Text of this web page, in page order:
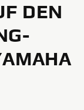
DEN